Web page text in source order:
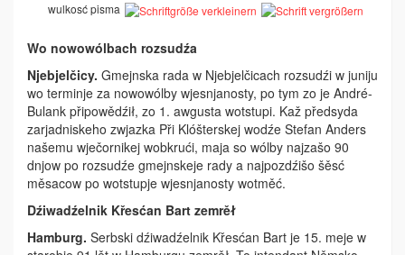
wulkosć pisma
Wo nowowólbach rozsudźa
Njebjelčicy. Gmejnska rada w Njebjelčicach rozsudźi w juniju
wo terminje za nowowólby wjesnjanosty, po tym zo je André­
Bulank připowědźił, zo 1. awgusta wotstupi. Kaž předsyda
zarjadniskeho zwjazka Při Klóšterskej wodźe Stefan Anders
našemu wječornikej wobkrući, maja so wólby najzašo 90
dnjow po rozsudźe gmejnskeje rady a najpozdźišo šěsć
měsacow po wotstupje wjesnjanosty wotměć.
Dźiwadźelnik Křesćan Bart zemrěł
Hamburg. Serbski dźiwadźelnik Křesćan Bart je 15. meje w